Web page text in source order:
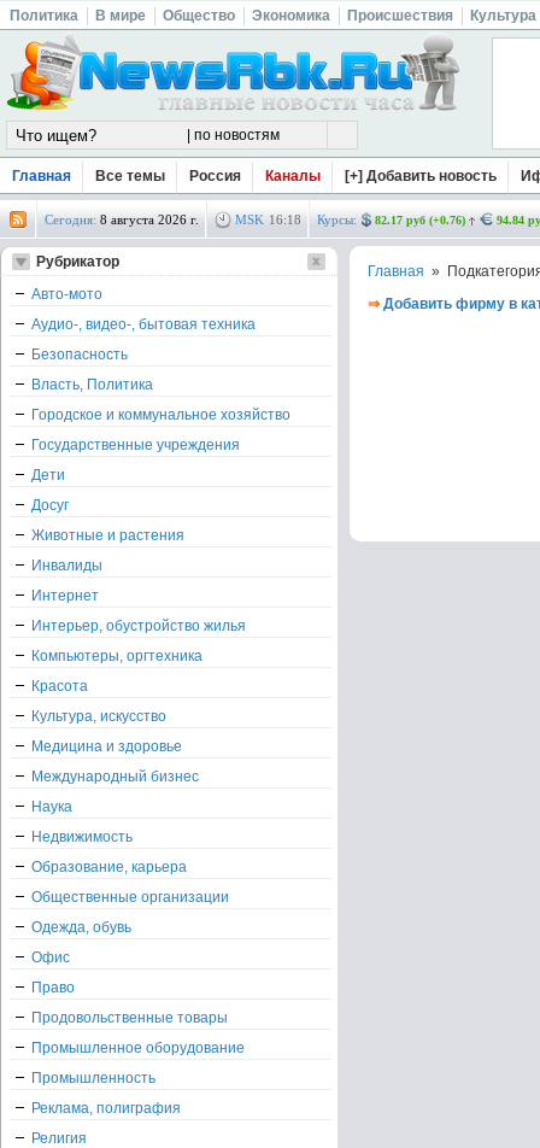
Политика В мире Общество Экономика Происшествия Культура
Главная Все темы Россия Каналы [+] Добавить новость
Сегодня: 8 августа 2026 г. MSK 16:18 Курсы: 82.17 руб (+0.76) 94.84
Главная »
⇒ Добавить фирму в
Рубрикатор
Авто-мото
Аудио-, видео-, бытовая техника
Безопасность
Власть, Политика
Городское и коммунальное хозяйство
Государственные учреждения
Дети
Досуг
Животные и растения
Инвалиды
Интернет
Интерьер, обустройство жилья
Компьютеры, оргтехника
Красота
Культура, искусство
Медицина и здоровье
Международный бизнес
Наука
Недвижимость
Образование, карьера
Общественные организации
Одежда, обувь
Офис
Право
Продовольственные товары
Промышленное оборудование
Промышленность
Реклама, полиграфия
Религия